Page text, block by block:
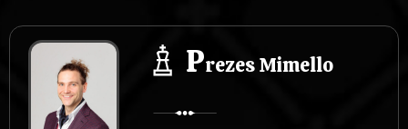
Prezes Mimello